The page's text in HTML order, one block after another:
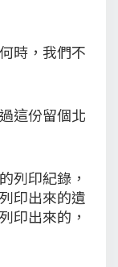
時，我們不
這份留個北
列印紀錄，
印出來的遺
印出來的，